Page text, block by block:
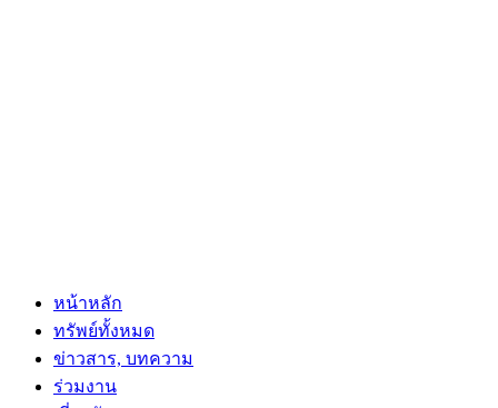
หน้าหลัก
ทรัพย์ทั้งหมด
ข่าวสาร, บทความ
ร่วมงาน